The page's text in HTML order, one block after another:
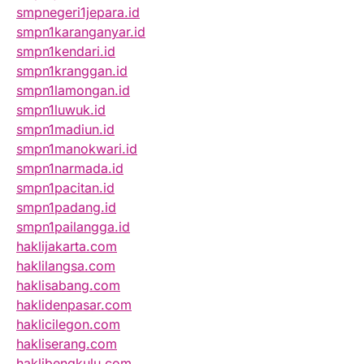
smpnegeri1jepara.id
smpn1karanganyar.id
smpn1kendari.id
smpn1kranggan.id
smpn1lamongan.id
smpn1luwuk.id
smpn1madiun.id
smpn1manokwari.id
smpn1narmada.id
smpn1pacitan.id
smpn1padang.id
smpn1pailangga.id
haklijakarta.com
haklilangsa.com
haklisabang.com
haklidenpasar.com
haklicilegon.com
hakliserang.com